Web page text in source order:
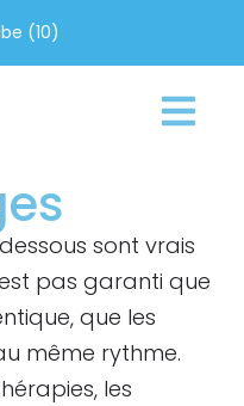
(10)
sont vrais
pas garanti que
que les
même rythme.
les